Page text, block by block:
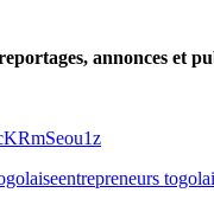
annonces et
entrepreneurs